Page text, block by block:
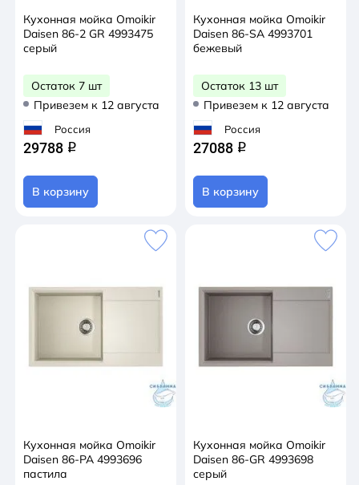
Кухонная мойка Omoikir
Daisen 86-2 GR 4993475
серый
Остаток 7 шт
Привезем к 12 августа
Россия
29788 q
В корзину
Кухонная мойка Omoikir
Daisen 86-SA 4993701
бежевый
Остаток 13 шт
Привезем к 12 августа
Россия
27088 q
В корзину
Кухонная мойка Omoikir
Daisen 86-PA 4993696
пастила
Кухонная мойка Omoikir
Daisen 86-GR 4993698
серый